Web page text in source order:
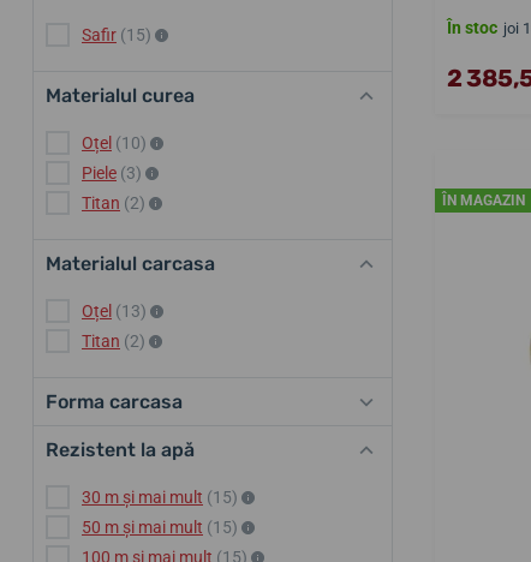
Safir (15)
Materialul curea
Oțel (10)
Piele (3)
Titan (2)
Materialul carcasa
Oțel (13)
Titan (2)
Forma carcasa
Rezistent la apă
30 m și mai mult (15)
50 m și mai mult (15)
100 m și mai mult (15)
În stoc joi
2
ÎN MAGAZIN